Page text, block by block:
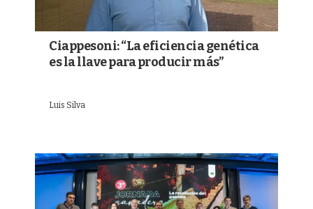
Ciappesoni: “La eficiencia genética
es la llave para producir más”
Luis Silva